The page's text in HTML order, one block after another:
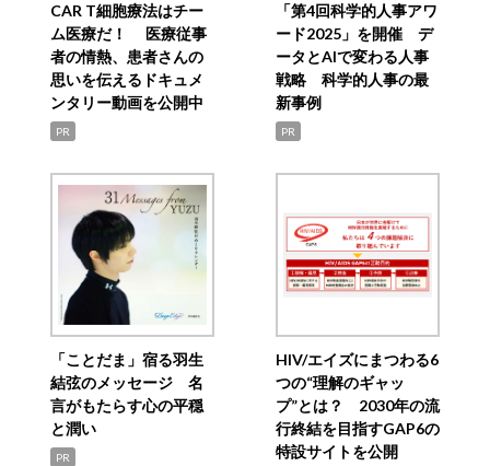
CAR T細胞療法はチー
ム医療だ！ 医療従事
者の情熱、患者さんの
思いを伝えるドキュメ
ンタリー動画を公開中
PR
「第4回科学的人事アワ
ード2025」を開催 デ
ータとAIで変わる人事
戦略 科学的人事の最
新事例
PR
「ことだま」宿る羽生
結弦のメッセージ 名
言がもたらす心の平穏
と潤い
PR
HIV/エイズにまつわる6
つの“理解のギャッ
プ”とは？ 2030年の流
行終結を目指すGAP6の
特設サイトを公開